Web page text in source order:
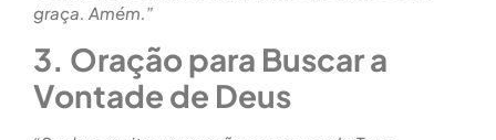
graça. Amém.”
3. Oração para Buscar a
Vontade de Deus